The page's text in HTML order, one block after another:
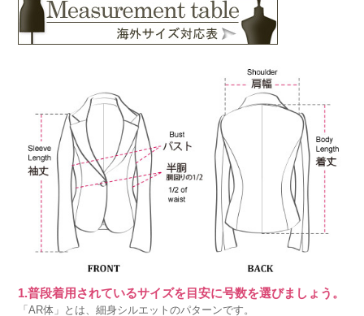
1.普段着用されているサイズを目安に号数を選びましょう。
「AR体」とは、細身シルエットのパターンです。